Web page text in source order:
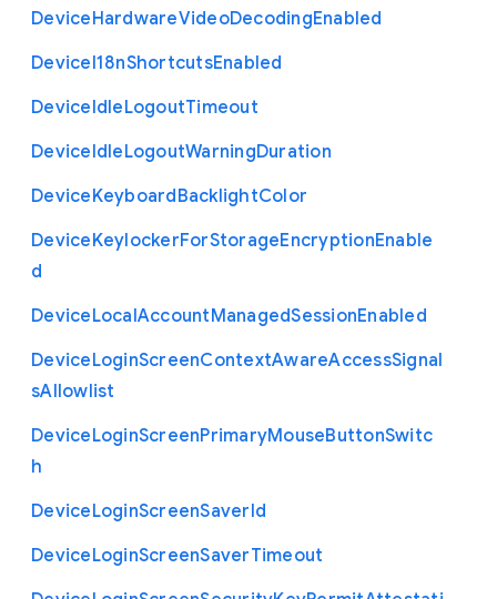
DeviceHardwareVideoDecodingEnabled
DeviceI18nShortcutsEnabled
DeviceIdleLogoutTimeout
DeviceIdleLogoutWarningDuration
DeviceKeyboardBacklightColor
DeviceKeylockerForStorageEncryptionEnable
d
DeviceLocalAccountManagedSessionEnabled
DeviceLoginScreenContextAwareAccessSignal
sAllowlist
DeviceLoginScreenPrimaryMouseButtonSwitc
h
DeviceLoginScreenSaverId
DeviceLoginScreenSaverTimeout